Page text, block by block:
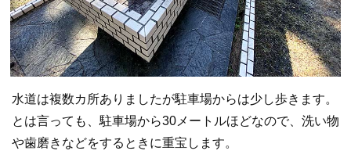
水道は複数カ所ありましたが駐車場からは少し歩きます。
とは言っても、駐車場から30メートルほどなので、洗い物
や歯磨きなどをするときに重宝します。